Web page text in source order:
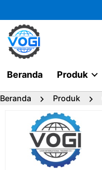
ke
konten
Beranda Produk
Beranda Produk